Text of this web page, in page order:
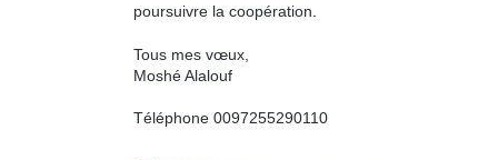
poursuivre la coopération.
Tous mes vœux,
Moshé Alalouf
Téléphone 0097255290110